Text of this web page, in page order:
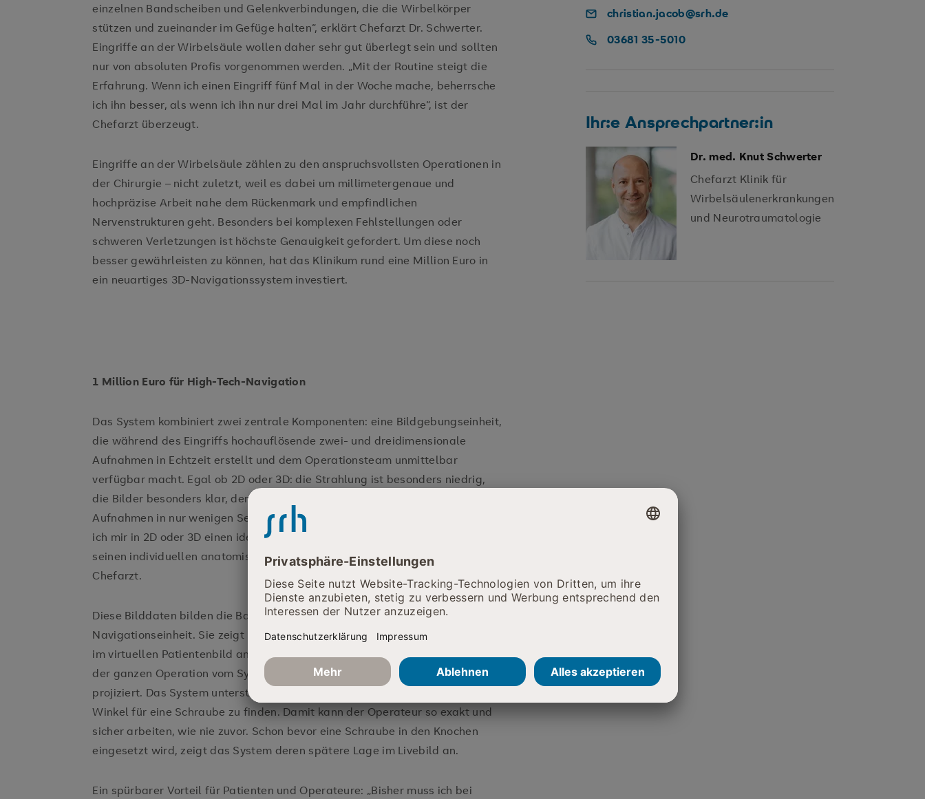
einzelnen Bandscheiben und Gelenkverbindungen, die die Wirbelkörper
stützen und zueinander im Gefüge halten“, erklärt Chefarzt Dr. Schwerter.
Eingriffe an der Wirbelsäule wollen daher sehr gut überlegt sein und sollten
nur von absoluten Profis vorgenommen werden. „Mit der Routine steigt die
Erfahrung. Wenn ich einen Eingriff fünf Mal in der Woche mache, beherrsche
ich ihn besser, als wenn ich ihn nur drei Mal im Jahr durchführe“, ist der
Chefarzt überzeugt.
Eingriffe an der Wirbelsäule zählen zu den anspruchsvollsten Operationen in
der Chirurgie – nicht zuletzt, weil es dabei um millimetergenaue und
hochpräzise Arbeit nahe dem Rückenmark und empfindlichen
Nervenstrukturen geht. Besonders bei komplexen Fehlstellungen oder
schweren Verletzungen ist höchste Genauigkeit gefordert. Um diese noch
besser gewährleisten zu können, hat das Klinikum rund eine Million Euro in
ein neuartiges 3D-Navigationssystem investiert.
christian.jacob@srh.de
03681 35-5010
Ihr:e Ansprechpartner:in
Dr. med. Knut Schwerter
Chefarzt Klinik für
Wirbelsäulenerkrankungen
und Neurotraumatologie
1 Million Euro für High-Tech-Navigation
Das System kombiniert zwei zentrale Komponenten: eine Bildgebungseinheit,
die während des Eingriffs hochauflösende zwei- und dreidimensionale
Aufnahmen in Echtzeit erstellt und dem Operationsteam unmittelbar
verfügbar macht. Egal ob 2D oder 3D: die Strahlung ist besonders niedrig,
die Bilder besonders klar, der erfasste Bereich besonders groß und die
Aufnahmen in nur wenigen Sekunden besonders schnell erledigt. „So kann
ich mir in 2D oder 3D einen idealen Überblick über das Operationsgebiet mit
seinen individuellen anatomischen Eigenschaften verschaffen“, schwärmt der
Chefarzt.
Diese Bilddaten bilden die Basis für die zweite Komponente des Systems: die
Navigationseinheit. Sie zeigt live die Position der eingesetzten Instrumente
im virtuellen Patientenbild an. Jede noch so kleine Bewegung wird während
der ganzen Operation vom System erfasst und in Echtzeit in das Bild
projiziert. Das System unterstützt sogar dabei, den biomechanisch besten
Winkel für eine Schraube zu finden. Damit kann der Operateur so exakt und
sicher arbeiten, wie nie zuvor. Schon bevor eine Schraube in den Knochen
eingesetzt wird, zeigt das System deren spätere Lage im Livebild an.
Ein spürbarer Vorteil für Patienten und Operateure: „Bisher muss ich bei